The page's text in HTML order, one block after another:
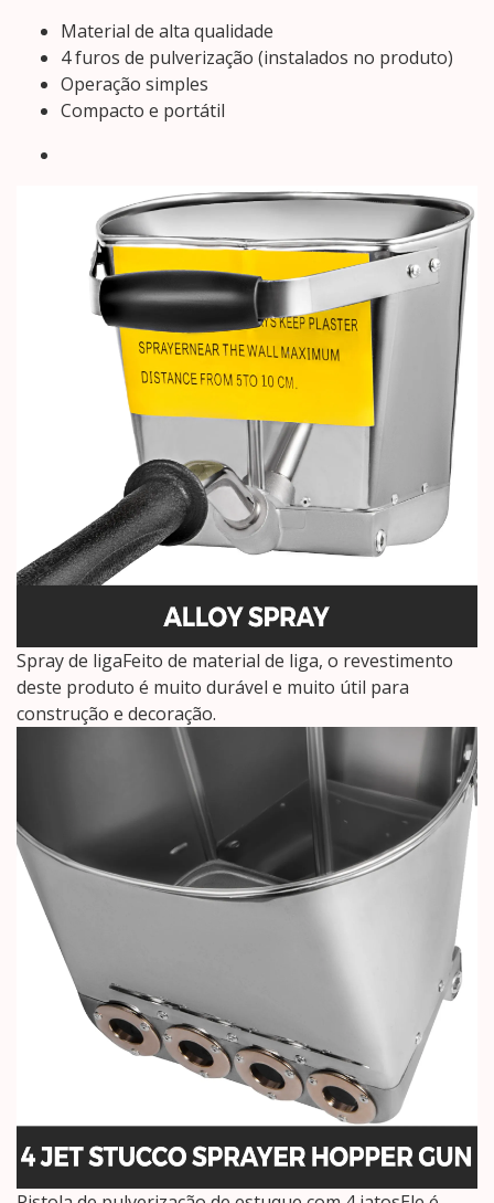
Material de alta qualidade
4 furos de pulverização (instalados no produto)
Operação simples
Compacto e portátil
Spray de ligaFeito de material de liga, o revestimento
deste produto é muito durável e muito útil para
construção e decoração.